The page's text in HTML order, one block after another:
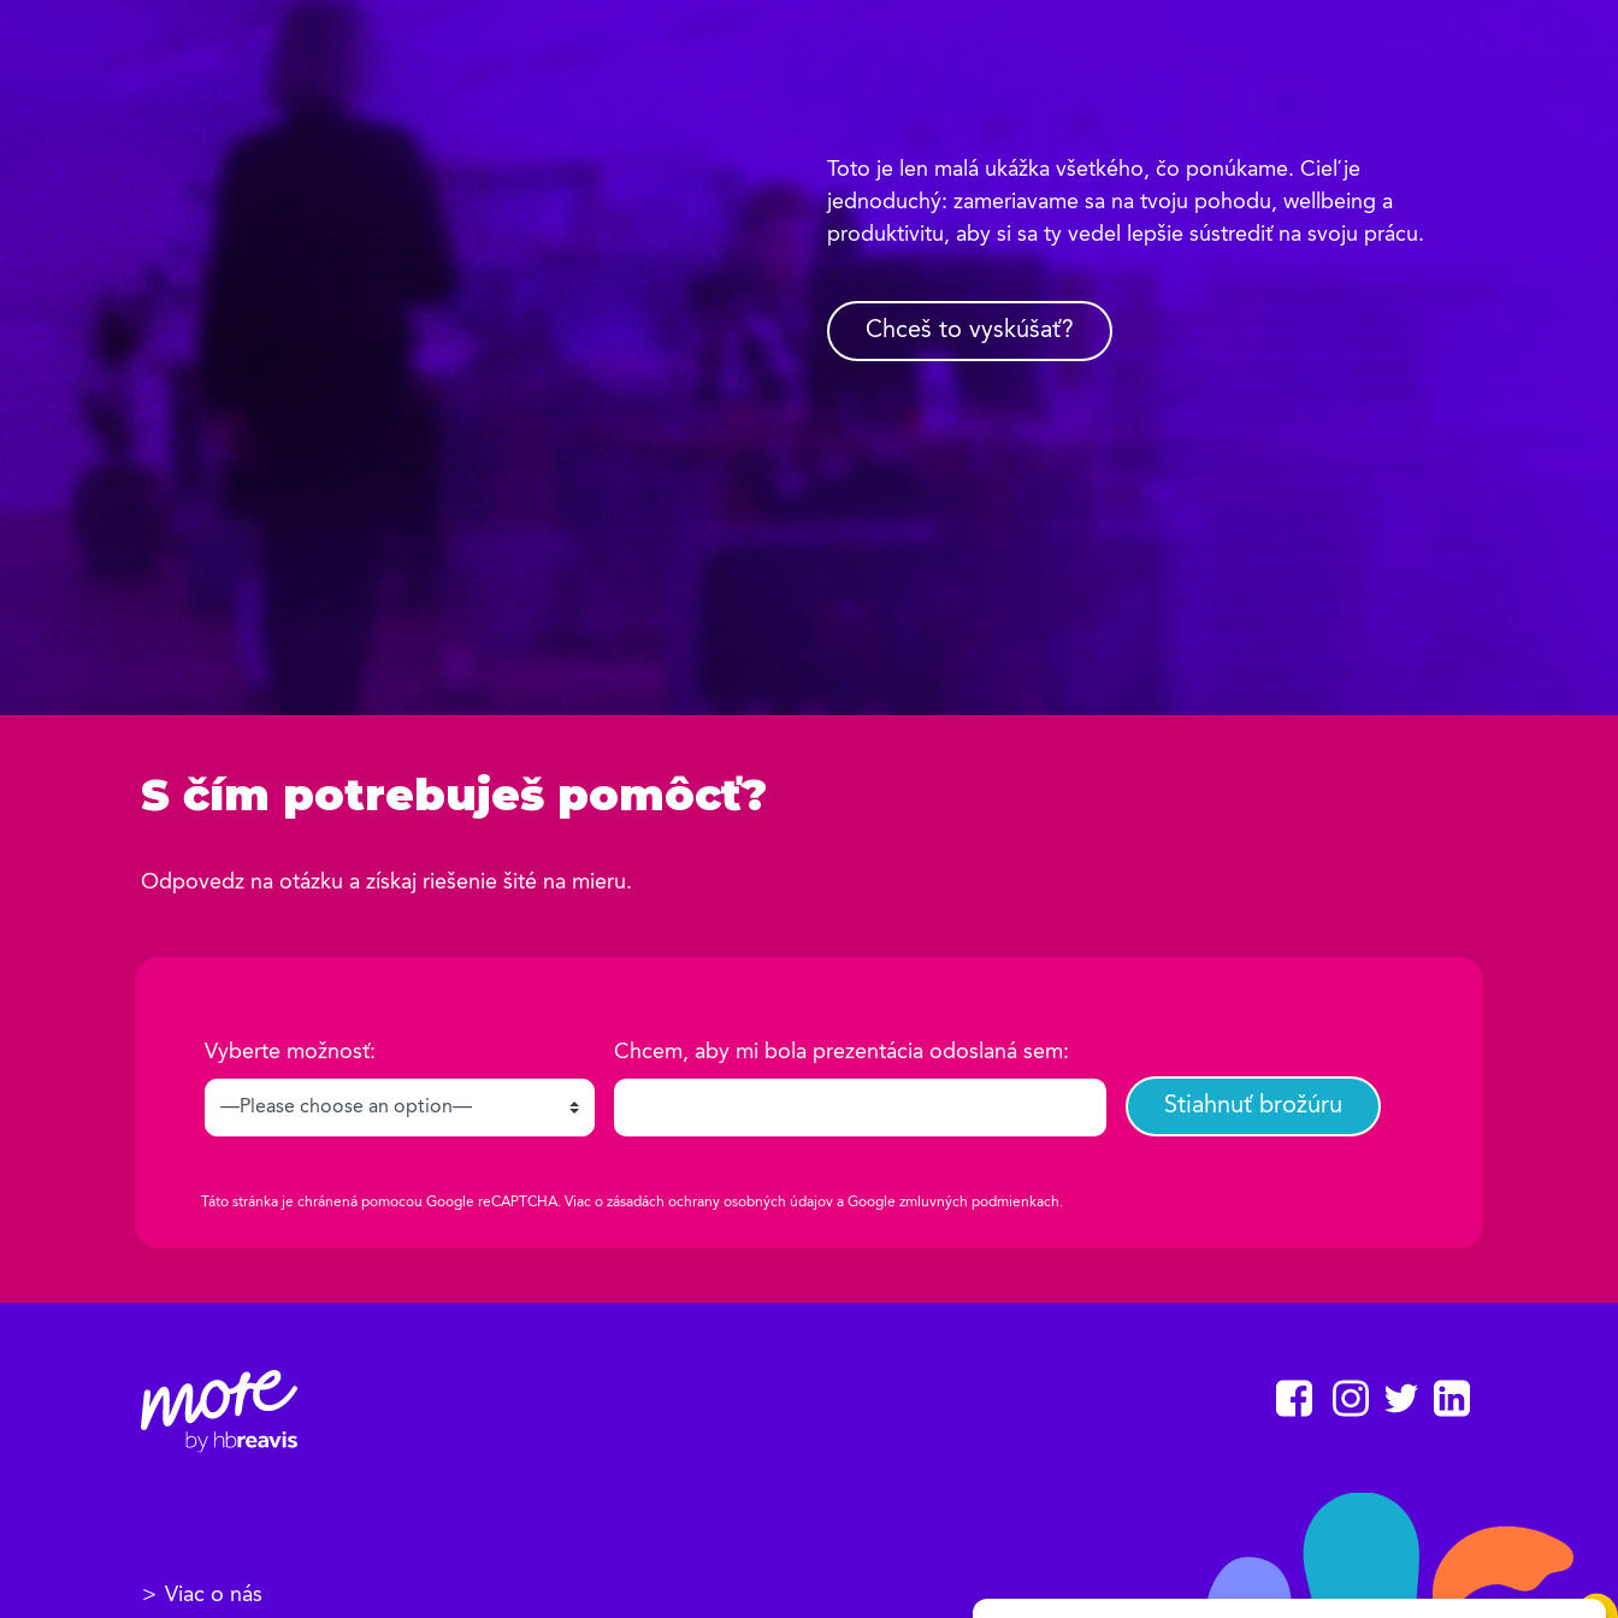
Toto je len malá ukážka všetkého, čo ponúkame. Cieľ je
jednoduchý: zameriavame sa na tvoju pohodu, wellbeing a
produktivitu, aby si sa ty vedel lepšie sústrediť na svoju prácu.
Chceš to vyskúšať?
S čím potrebuješ pomôcť?
Odpovedz na otázku a získaj riešenie šité na mieru.
Vyberte možnosť: Chcem, aby mi bola prezentácia odoslaná sem:
Táto stránka je chránená pomocou Google reCAPTCHA. Viac o zásadách ochrany osobných údajov a Google zmluvných podmienkach.
Viac o nás